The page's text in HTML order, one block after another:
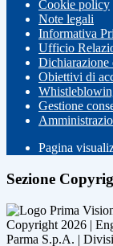
Cookie policy
Note legali
Informativa
Ufficio
Dichiarazione
Obiettivi di
Gestione
Pagina
Sezione
Copyright 2026 |
Parma S.p.A. |